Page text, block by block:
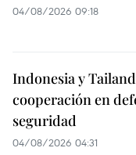
04/08/2026 09:18
Indonesia y
cooperación en
seguridad
04/08/2026 04:31